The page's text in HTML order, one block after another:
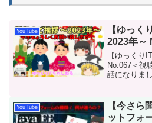
YouTube
【ゆっく
2023年～
【ゆっくり
No.067＜視
話になりま
来たのは、
YouTube
【今さら
ットフォ